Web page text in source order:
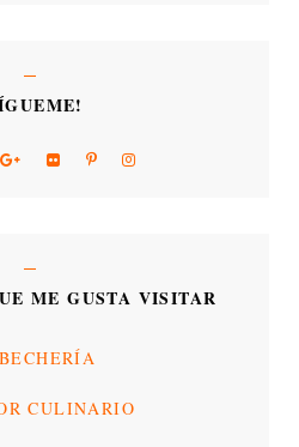
ME GUSTA VISITAR
CULINARIO